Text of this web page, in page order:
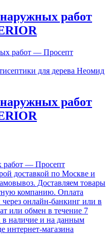
работ
для дерева Неомид
работ
работ — Просепт
доставкой по Москве и
Доставляем товары
компанию. Оплата
онлайн-банкинг или в
или обмен в течение 7
наличие и на данным
интернет-магазина